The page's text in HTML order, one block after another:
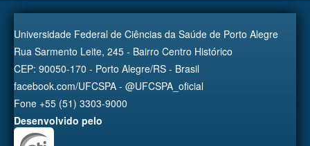
Universidade Federal de Ciências da Saúde de Porto Alegre
Rua Sarmento Leite, 245 - Bairro Centro Histórico
CEP: 90050-170 - Porto Alegre/RS - Brasil
facebook.com/UFCSPA - @UFCSPA_oficial
Fone +55 (51) 3303-9000
Desenvolvido pelo